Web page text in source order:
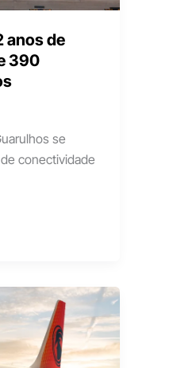
anos de
390
se
conectividade